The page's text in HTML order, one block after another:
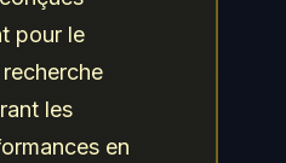
pour le
les
en